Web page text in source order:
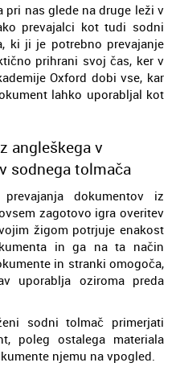
pri nas glede na druge leži v
prevajalci kot tudi sodni
ki ji je potrebno prevajanje
prihrani svoj čas, ker v
Oxford dobi vse, kar
lahko uporabljal kot
angleškega v
sodnega tolmača
dokumentov iz
zagotovo igra overitev
žigom potrjuje enakost
in ga na ta način
in stranki omogoča,
uporablja oziroma preda
sodni tolmač primerjati
poleg ostalega materiala
njemu na vpogled.